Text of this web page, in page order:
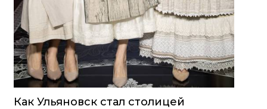
Как Ульяновск стал столицей